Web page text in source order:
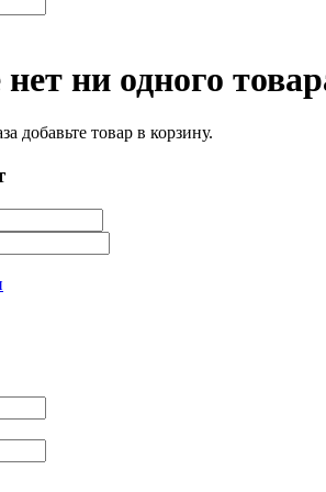
ни одного
добавьте товар в корзину.